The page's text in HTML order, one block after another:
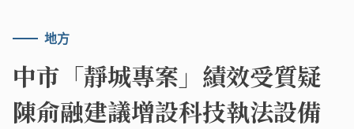
地方
中市「靜城專案」績效受質疑
陳俞融建議增設科技執法設備